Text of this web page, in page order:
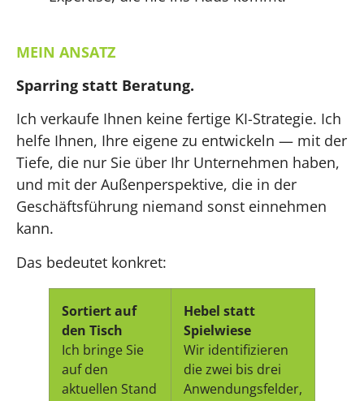
MEIN ANSATZ
Sparring statt Beratung.
Ich verkaufe Ihnen keine fertige KI-Strategie. Ich
helfe Ihnen, Ihre eigene zu entwickeln — mit der
Tiefe, die nur Sie über Ihr Unternehmen haben,
und mit der Außenperspektive, die in der
Geschäftsführung niemand sonst einnehmen
kann.
Das bedeutet konkret:
Sortiert auf
den Tisch
Ich bringe Sie
auf den
aktuellen Stand
Hebel statt
Spielwiese
Wir identifizieren
die zwei bis drei
Anwendungsfelder,